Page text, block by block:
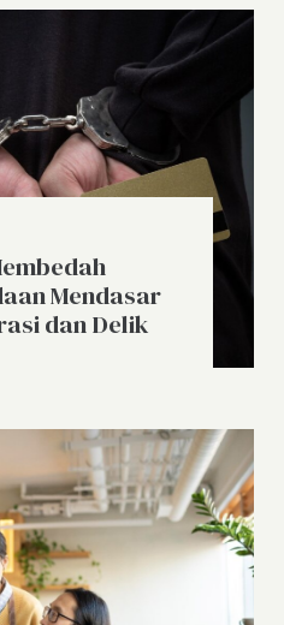
Mendasar
dan Delik